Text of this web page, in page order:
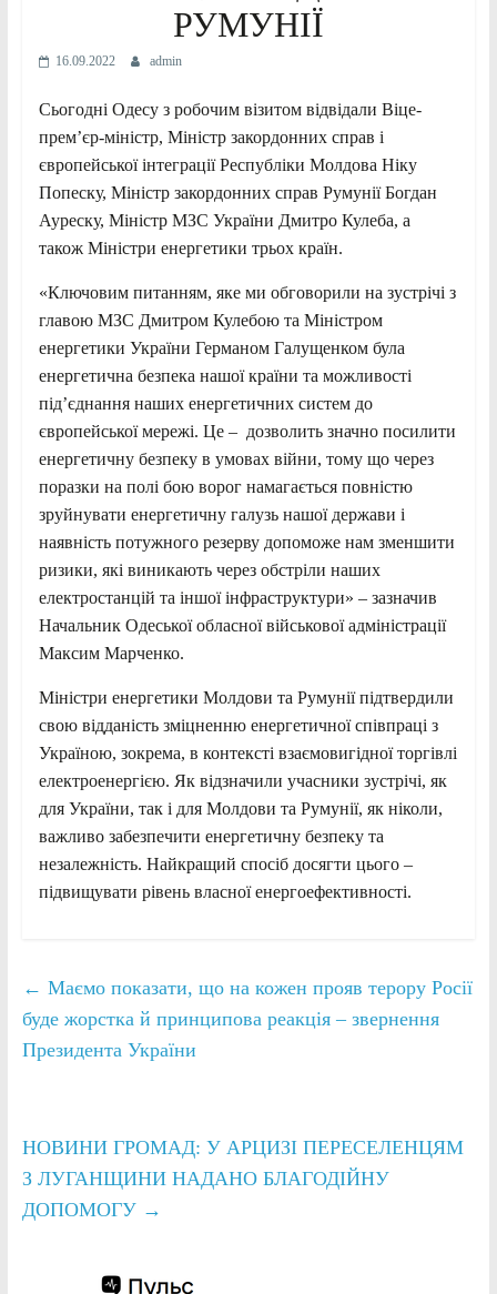
РУМУНІЇ
16.09.2022 admin
Сьогодні Одесу з робочим візитом відвідали Віце-
прем’єр-міністр, Міністр закордонних справ і
європейської інтеграції Республіки Молдова Ніку
Попеску, Міністр закордонних справ Румунії Богдан
Ауреску, Міністр МЗС України Дмитро Кулеба, а
також Міністри енергетики трьох країн.
«Ключовим питанням, яке ми обговорили на зустрічі з
главою МЗС Дмитром Кулебою та Міністром
енергетики України Германом Галущенком була
енергетична безпека нашої країни та можливості
під’єднання наших енергетичних систем до
європейської мережі. Це – дозволить значно посилити
енергетичну безпеку в умовах війни, тому що через
поразки на полі бою ворог намагається повністю
зруйнувати енергетичну галузь нашої держави і
наявність потужного резерву допоможе нам зменшити
ризики, які виникають через обстріли наших
електростанцій та іншої інфраструктури» – зазначив
Начальник Одеської обласної військової адміністрації
Максим Марченко.
Міністри енергетики Молдови та Румунії підтвердили
свою відданість зміцненню енергетичної співпраці з
Україною, зокрема, в контексті взаємовигідної торгівлі
електроенергією. Як відзначили учасники зустрічі, як
для України, так і для Молдови та Румунії, як ніколи,
важливо забезпечити енергетичну безпеку та
незалежність. Найкращий спосіб досягти цього –
підвищувати рівень власної енергоефективності.
← Маємо показати, що на кожен прояв терору Росії
буде жорстка й принципова реакція – звернення
Президента України
НОВИНИ ГРОМАД: У АРЦИЗІ ПЕРЕСЕЛЕНЦЯМ
З ЛУГАНЩИНИ НАДАНО БЛАГОДІЙНУ
ДОПОМОГУ →